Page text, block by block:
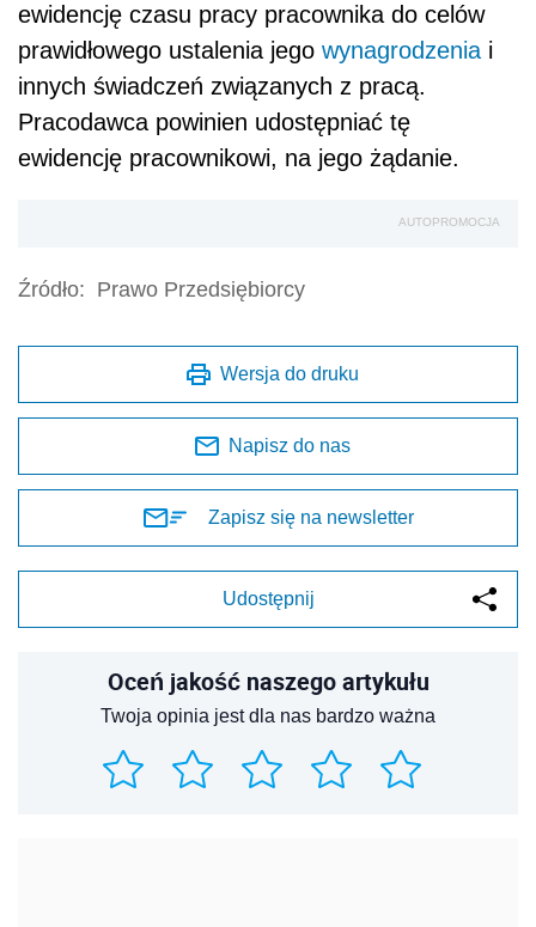
ewidencję czasu pracy pracownika do celów
prawidłowego ustalenia jego wynagrodzeniai
innych świadczeń związanych z pracą.
Pracodawca powinien udostępniać tę
ewidencję pracownikowi, na jego żądanie.
AUTOPROMOCJA
Źródło: Prawo Przedsiębiorcy
Wersja do druku
Napisz do nas
Zapisz się na newsletter
Udostępnij
Oceń jakość naszego artykułu
Twoja opinia jest dla nas bardzo ważna